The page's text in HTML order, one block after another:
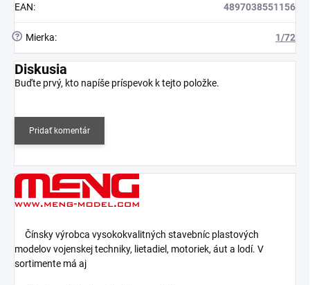
EAN: 4897038551156
? Mierka: 1/72
Diskusia
Buďte prvý, kto napíše príspevok k tejto položke.
Pridať komentár
Čínsky výrobca vysokokvalitných stavebníc plastových
modelov vojenskej techniky, lietadiel, motoriek, áut a lodí. V
sortimente má aj